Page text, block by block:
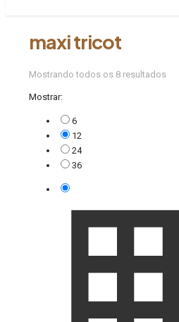
maxi tricot
Mostrando todos os 8 resultados
Mostrar:
6
12
24
36